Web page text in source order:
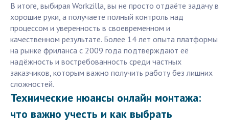
В итоге, выбирая Workzilla, вы не просто отдаёте задачу в
хорошие руки, а получаете полный контроль над
процессом и уверенность в своевременном и
качественном результате. Более 14 лет опыта платформы
на рынке фриланса с 2009 года подтверждают её
надёжность и востребованность среди частных
заказчиков, которым важно получить работу без лишних
сложностей.
Технические нюансы онлайн монтажа:
что важно учесть и как выбрать